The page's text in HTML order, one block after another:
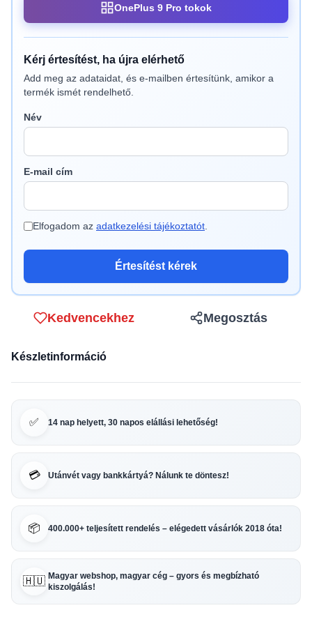
OnePlus 9 Pro tokok
Kérj értesítést, ha újra elérhető
Add meg az adataidat, és e-mailben értesítünk, amikor a
termék ismét rendelhető.
Név
E-mail cím
Elfogadom az adatkezelési tájékoztatót
Értesítést kérek
Kedvencekhez Megosztás
Készletinformáció
✅ 14 nap helyett, 30 napos elállási lehetőség!
💳 Utánvét vagy bankkártyá? Nálunk te döntesz!
📦 400.000+ teljesített rendelés – elégedett vásárlók 2018 óta!
🇭🇺 Magyar webshop, magyar cég – gyors és megbízható
kiszolgálás!